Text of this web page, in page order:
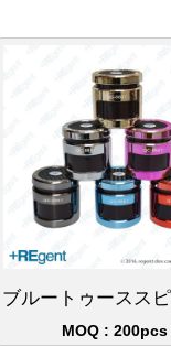
ブルートゥースス
MOQ : 200pcs